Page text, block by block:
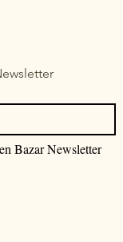
Bazar Newsletter